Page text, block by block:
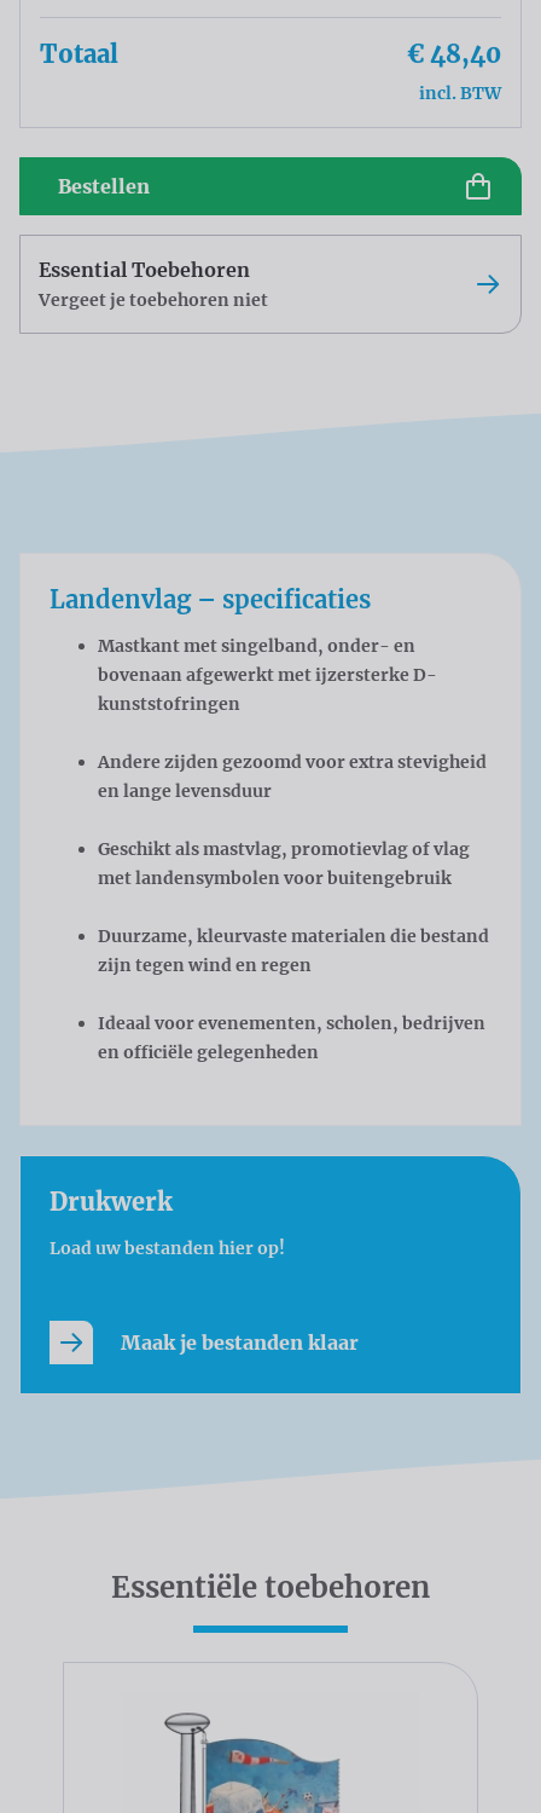
Totaal € 48,40
incl. BTW
Bestellen
Essential Toebehoren
Vergeet je toebehoren niet
Landenvlag – specificaties
Mastkant met singelband, onder- en
bovenaan afgewerkt met ijzersterke D-
kunststofringen
Andere zijden gezoomd voor extra stevigheid
en lange levensduur
Geschikt als mastvlag, promotievlag of vlag
met landensymbolen voor buitengebruik
Duurzame, kleurvaste materialen die bestand
zijn tegen wind en regen
Ideaal voor evenementen, scholen, bedrijven
en officiële gelegenheden
Drukwerk
Load uw bestanden hier op!
Maak je bestanden klaar
Essentiële toebehoren